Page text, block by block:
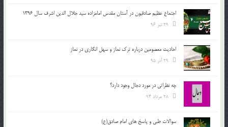
اجتماع عظیم صادقیون در آستان مقدس امامزاده سید جلال الدین اشرف سال 1396
احادیث معصومین درباره ترک نماز و سهل انگاری در نماز
چه نظراتی در مورد دجال وجود دارد؟
سوالات طبی و پاسخ های امام صادق(ع)